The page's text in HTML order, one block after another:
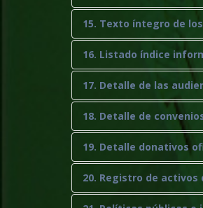
15. Texto íntegro de
16. Listado índice
17. Detalle de las
18. Detalle de
19. Detalle donativos
20. Registro de